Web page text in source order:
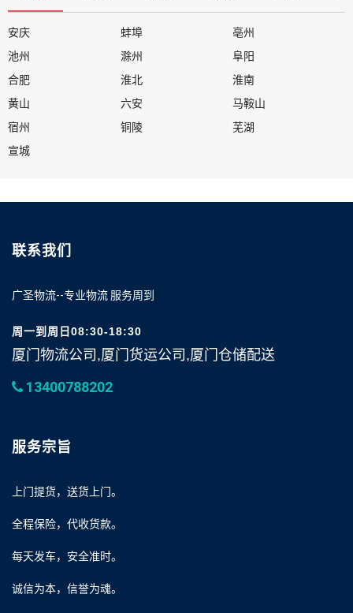
安庆 蚌埠
亳州
池州
滁州
阜阳
合肥
淮北
淮南
黄山
六安
马鞍山
宿州
铜陵
芜湖
宣城
联系我们
广圣物流--专业物流 服务周到
周一到周日08:30-18:30
厦门物流公司,厦门货运公司,厦门仓储配送
13400788202
服务宗旨
上门提货，送货上门。
全程保险，代收货款。
每天发车，安全准时。
诚信为本，信誉为魂。